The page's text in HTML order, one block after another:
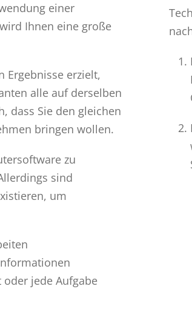
einer
wird Ihnen eine große
Ergebnisse erzielt,
alle auf derselben
dass Sie den gleichen
bringen wollen.
zu
sind
um
oder jede Aufgabe